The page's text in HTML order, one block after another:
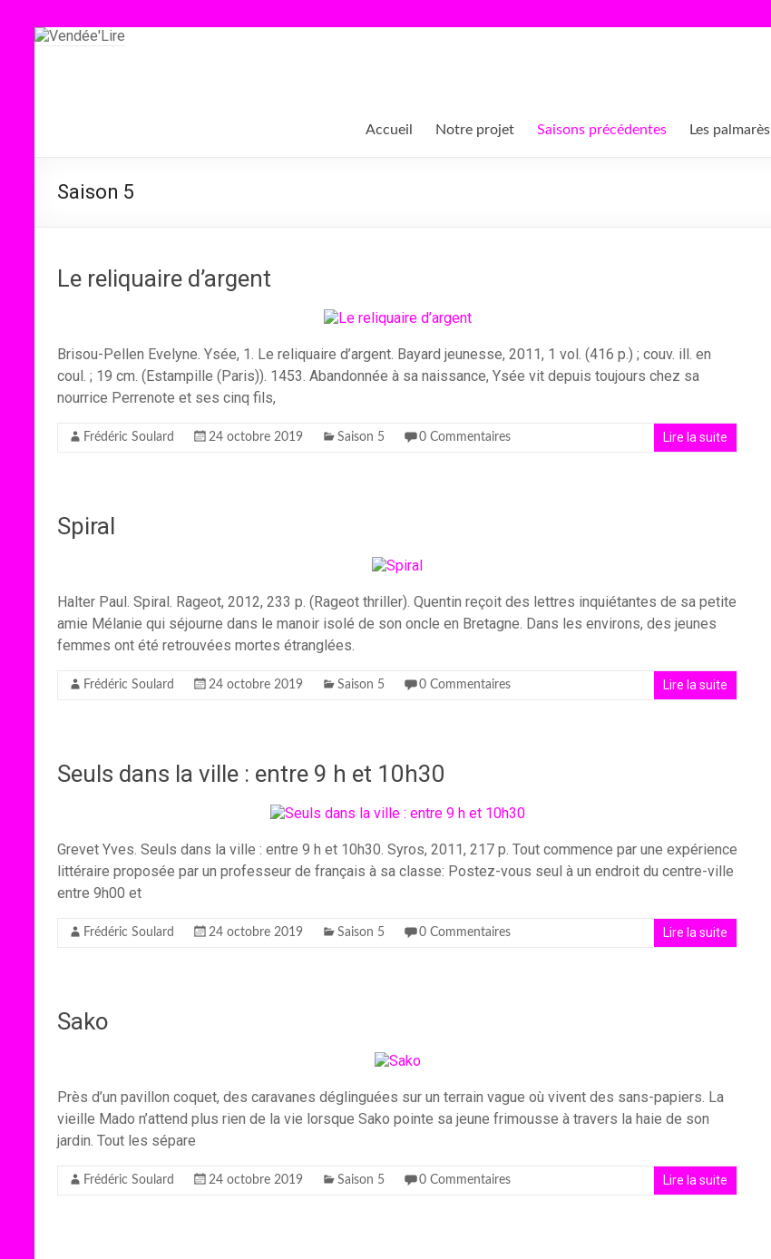
Aller
des
collégiens
Accueil Notre projet Saisons précédentes Les palmarès
Saison 5
Le reliquaire d’argent
Brisou-Pellen Evelyne. Ysée, 1. Le reliquaire d’argent. Bayard jeunesse, 2011, 1 vol. (416 p.) ; couv. ill. en
coul. ; 19 cm. (Estampille (Paris)). 1453. Abandonnée à sa naissance, Ysée vit depuis toujours chez sa
nourrice Perrenote et ses cinq fils,
Frédéric Soulard 24 octobre 2019 Saison 5 0 Commentaires Lire la suite
Spiral
Halter Paul. Spiral. Rageot, 2012, 233 p. (Rageot thriller). Quentin reçoit des lettres inquiétantes de sa petite
amie Mélanie qui séjourne dans le manoir isolé de son oncle en Bretagne. Dans les environs, des jeunes
femmes ont été retrouvées mortes étranglées.
Frédéric Soulard 24 octobre 2019 Saison 5 0 Commentaires Lire la suite
Seuls dans la ville : entre 9 h et 10h30
Grevet Yves. Seuls dans la ville : entre 9 h et 10h30. Syros, 2011, 217 p. Tout commence par une expérience
littéraire proposée par un professeur de français à sa classe: Postez-vous seul à un endroit du centre-ville
entre 9h00 et
Frédéric Soulard 24 octobre 2019 Saison 5 0 Commentaires Lire la suite
Sako
Près d’un pavillon coquet, des caravanes déglinguées sur un terrain vague où vivent des sans-papiers. La
vieille Mado n’attend plus rien de la vie lorsque Sako pointe sa jeune frimousse à travers la haie de son
jardin. Tout les sépare
Frédéric Soulard 24 octobre 2019 Saison 5 0 Commentaires Lire la suite